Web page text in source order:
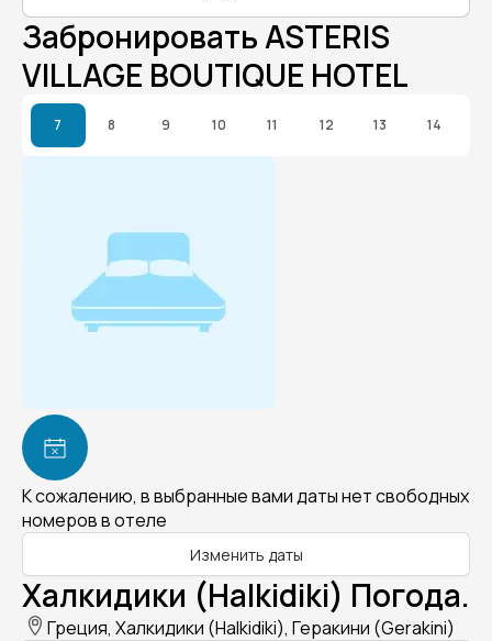
Забронировать ASTERIS
VILLAGE BOUTIQUE HOTEL
7 8 9 10 11 12 13 14
К сожалению, в выбранные вами даты нет свободных
номеров в отеле
Изменить даты
Халкидики (Halkidiki) Погода.
Греция, Халкидики (Halkidiki), Геракини (Gerakini)